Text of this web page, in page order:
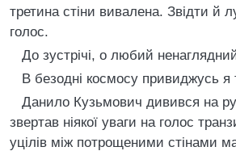
третина стiни вивалена. Звiдти й
голос.
До зустрiчi, о любий
В безоднi космосу привиджусь я
Данило Кузьмович дивився на
звертав нiякої уваги на голос
уцiлiв мiж потрощеними стiнами